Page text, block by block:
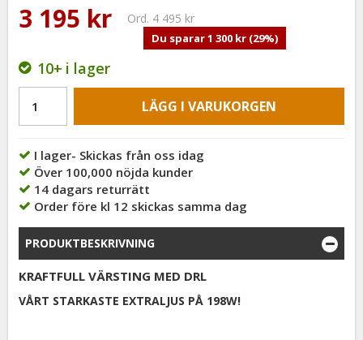
3 195 kr Ord. 4 495 kr
Du sparar1 300 kr(29%)
10+ i lager
LÄGG I VARUKORGEN
I lager- Skickas från oss idag
Över 100,000 nöjda kunder
14 dagars returrätt
Order före kl 12 skickas samma dag
PRODUKTBESKRIVNING
KRAFTFULL VÄRSTING MED DRL
VÅRT STARKASTE EXTRALJUS PÅ 198W!